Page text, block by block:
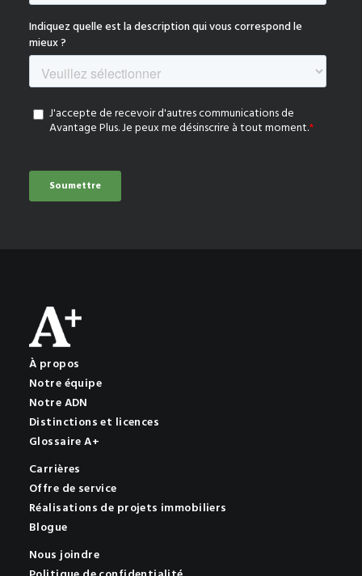
À propos
Notre équipe
Notre ADN
Distinctions et licences
Glossaire A+
Carrières
Offre de service
Réalisations de projets immobiliers
Blogue
Nous joindre